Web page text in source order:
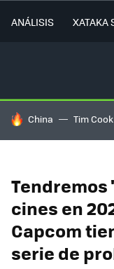
ANÁLISIS XATAKA
HOY SE HABLA DE
China Tim Cook
Tendremos
cines en
Capcom
serie de